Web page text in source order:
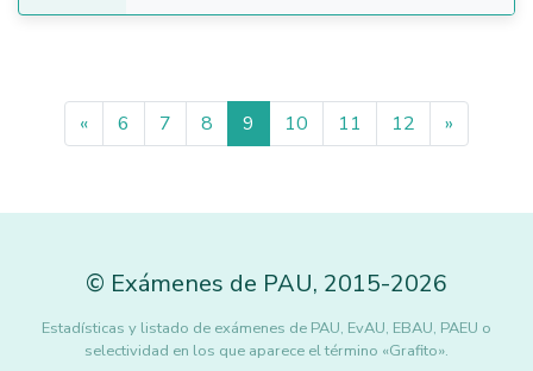
« 6 7 8 9 10 11 12 »
© Exámenes de PAU, 2015-2026
Estadísticas y listado de exámenes de PAU, EvAU, EBAU, PAEU o
selectividad en los que aparece el término «Grafito».